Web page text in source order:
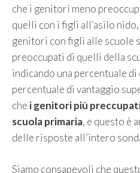
che i genitori meno
quelli con i figli all’asilo
genitori con figli alle scuole
preoccupati di quelli della
indicando una percentuale
percentuale di vantaggio
che i genitori più
scuola primaria, e questo è
delle risposte all’intero
Siamo consapevoli che